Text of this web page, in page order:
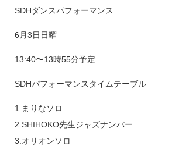
SDHダンスパフォーマンス
6月3日日曜
13:40〜13時55分予定
SDHパフォーマンスタイムテーブル
1.まりなソロ
2.SHIHOKO先生ジャズナンバー
3.オリオンソロ